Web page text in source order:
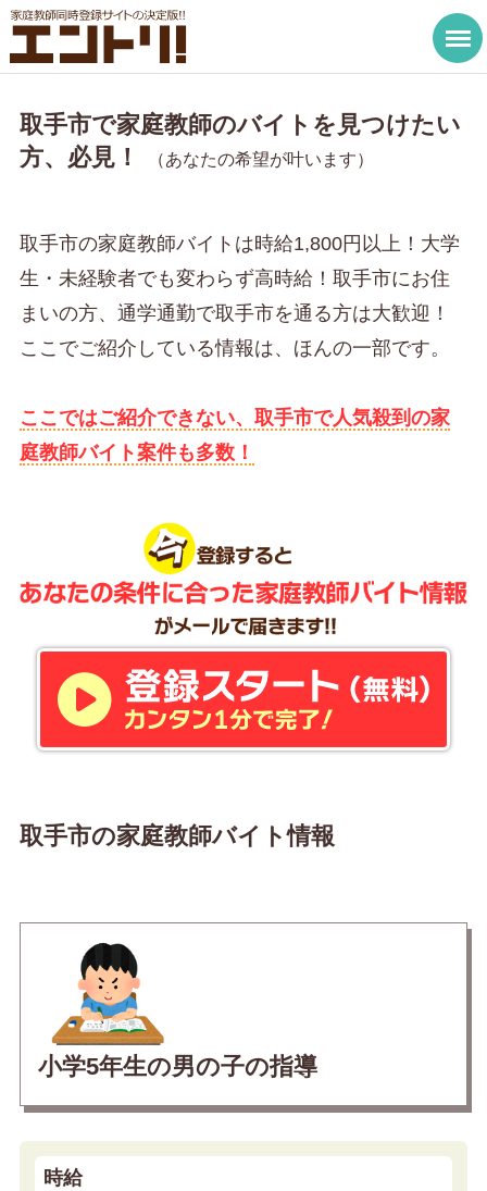
取手市で家庭教師のバイトを見つけたい
方、必見！
（あなたの希望が叶います）
取手市の家庭教師バイトは時給1,800円以上！大学
生・未経験者でも変わらず高時給！取手市にお住
まいの方、通学通勤で取手市を通る方は大歓迎！
ここでご紹介している情報は、ほんの一部です。
ここではご紹介できない、取手市で人気殺到の家
庭教師バイト案件も多数！
取手市の家庭教師バイト情報
小学5年生の男の子の指導
時給